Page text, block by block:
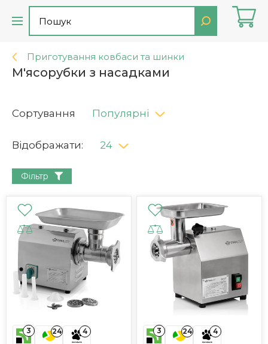
Приготування ковбаси та шинки
М'ясорубки з насадками
Сортування Популярні
Відображати: 24
Фільтр
3 24 4 3 24 4